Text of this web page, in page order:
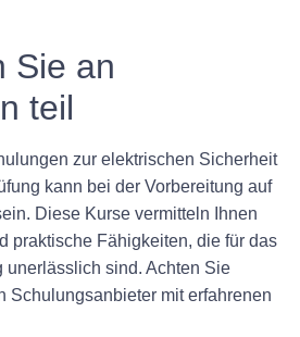
Sie an
teil
zur elektrischen Sicherheit
kann bei der Vorbereitung auf
Diese Kurse vermitteln Ihnen
praktische Fähigkeiten, die für das
unerlässlich sind. Achten Sie
Schulungsanbieter mit erfahrenen